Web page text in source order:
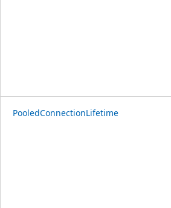
PooledConnectionLifetime